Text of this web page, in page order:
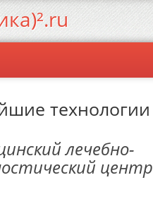
технологии
лечебно-
центр